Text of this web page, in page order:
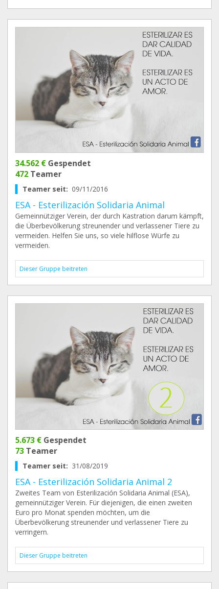
34.562 € Gespendet
472 Teamer
Teamer seit: 09/11/2016
ESA - Esterilización Solidaria Animal
Gemeinnütziger Verein, der durch Kastration darum kämpft,
die Überbevölkerung streunender und verlassener Tiere zu
vermeiden. Helfen Sie uns, so viele hilflose Würfe zu
vermeiden.
Dieser Gruppe beitreten
5.673 € Gespendet
73 Teamer
Teamer seit: 31/08/2019
ESA - Esterilización Solidaria Animal 2
Zweites Team von Esterilización Solidaria Animal (ESA),
gemeinnütziger Verein. Für diejenigen, die einen zweiten
Euro pro Monat spenden möchten, um die
Überbevölkerung streunender und verlassener Tiere zu
verringern.
Dieser Gruppe beitreten